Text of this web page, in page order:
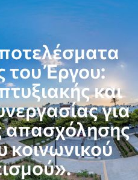
του Έργου:
και
για
απασχόλησης
κοινωνικού